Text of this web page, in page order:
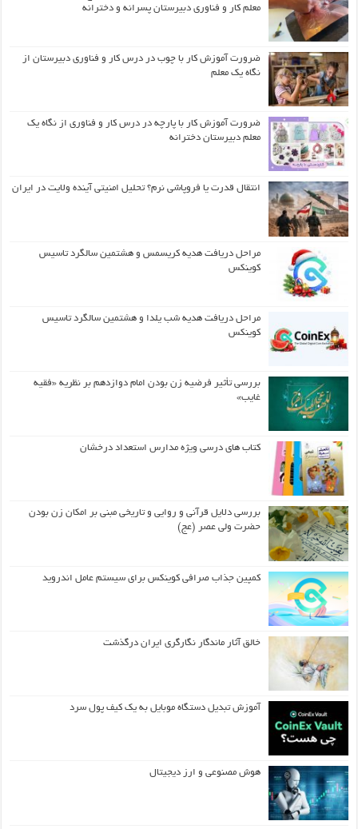
معلم کار و فناوری دبیرستان پسرانه و دخترانه
ضرورت آموزش کار با چوب در درس کار و فناوری دبیرستان از
نگاه یک معلم
ضرورت آموزش کار با پارچه در درس کار و فناوری از نگاه یک
معلم دبیرستان دخترانه
انتقال قدرت یا فروپاشی نرم؟ تحلیل امنیتی آینده ولایت در ایران
مراحل دریافت هدیه کریسمس و هشتمین سالگرد تاسیس
کوینکس
مراحل دریافت هدیه شب یلدا و هشتمین سالگرد تاسیس
کوینکس
بررسی تأثیر فرضیه زن بودن امام دوازدهم بر نظریه «فقیه
غایب»
کتاب های درسی ویژه مدارس استعداد درخشان
بررسی دلایل قرآنی و روایی و تاریخی مبنی بر امکان زن بودن
حضرت ولی عصر (عج)
کمپین جذاب صرافی کوینکس برای سیستم عامل اندروید
خالق آثار ماندگار نگارگری ایران درگذشت
آموزش تبدیل دستگاه موبایل به یک کیف‌ پول سرد
هوش مصنوعی و ارز دیجیتال